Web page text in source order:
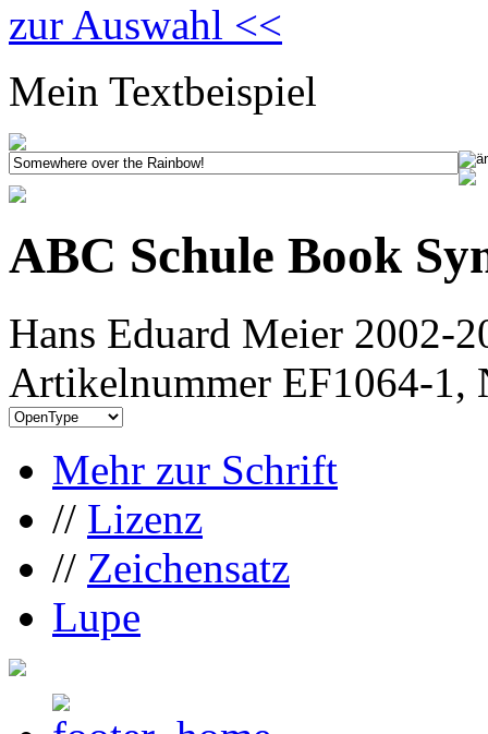
zur Auswahl <<
Mein Textbeispiel
ABC Schule Book
Hans Eduard Meier 2002-
Artikelnummer EF1064-1,
Mehr zur Schrift
// Lizenz
// Zeichensatz
Lupe